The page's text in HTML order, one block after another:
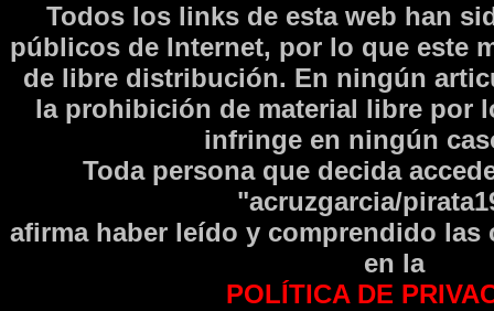
Todos los links de esta web han
públicos de Internet, por lo que este
de libre distribución. En ningún
la prohibición de material libre por
infringe en ningún
Toda persona que decida
"acruzgarcia/
afirma haber leí­do y comprendido las
en la
POLÍTICA DE